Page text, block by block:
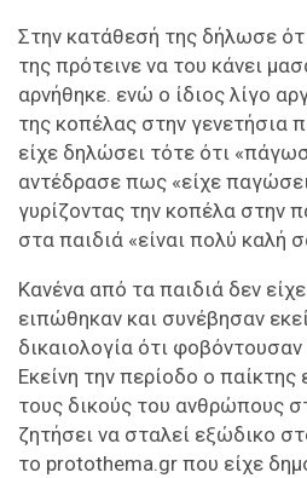
Στην κατάθεσή της δήλωσε
της πρότεινε να του κάνει
αρνήθηκε. ενώ ο ίδιος λίγο
της κοπέλας στην γενετήσια
είχε δηλώσει τότε ότι
αντέδρασε πως «είχε
γυρίζοντας την κοπέλα στην
στα παιδιά «είναι πολύ καλή
Κανένα από τα παιδιά δεν
ειπώθηκαν και συνέβησαν
δικαιολογία ότι
Εκείνη την περίοδο ο παίκτης
τους δικούς του ανθρώπους
ζητήσει να σταλεί εξώδικο
το protothema.gr που είχε